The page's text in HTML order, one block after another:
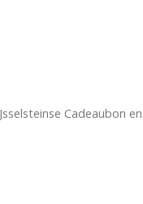
Cadeaubon en